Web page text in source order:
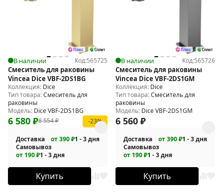
В наличии Код:565725
Смеситель для раковины
Vincea Dice VBF-2DS1BG
Коллекция: Dice
Тип товара:Смеситель для
раковины
Модель: Dice VBF-2DS1BG
8 554₽
6 580 ₽ -23%
Доставка от 390 ₽1 - 3 дня
Самовывоз
от 190 ₽1 - 3 дня
Купить
В наличии Код:565726
Смеситель для раковины
Vincea Dice VBF-2DS1GM
Коллекция: Dice
Тип товара:Смеситель для
раковины
Модель: Dice VBF-2DS1GM
6 560 ₽
Доставка от 390 ₽1 - 3 дня
Самовывоз
от 190 ₽1 - 3 дня
Купить